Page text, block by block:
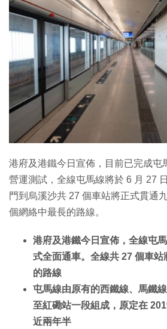
IT Times
生成式AI與雲端應用
Enterprise Digital Transformation
特集
港府及港鐵今日宣佈，目前已完成屯
營運測試，全線屯馬線將於 6 月 27
門到烏溪沙共 27 個車站將正式貫通
個網絡中最長的路線。
港府及港鐵今日宣佈，全線屯
式全面通車。全線共 27 個車
的路線
屯馬線由原有的西鐵線、馬鐵
至紅磡站一段組成，原定在
近兩年半